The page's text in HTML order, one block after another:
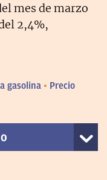
mes de marzo
2,4%,
gasolina
Precio